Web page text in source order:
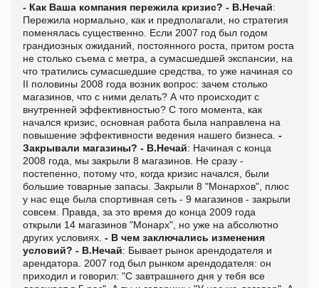
- Как Ваша компания пережила кризис? - В.Нечай:
Пережила нормально, как и предполагали, но стратегия
поменялась существенно. Если 2007 год был годом
грандиозных ожиданий, постоянного роста, притом роста
не столько съема с метра, а сумасшедшей экспансии, на
что тратились сумасшедшие средства, то уже начиная со
II половины 2008 года возник вопрос: зачем столько
магазинов, что с ними делать? А что происходит с
внутренней эффективностью? С того момента, как
начался кризис, основная работа была направлена на
повышение эффективности ведения нашего бизнеса. -
Закрывали магазины? - В.Нечай: Начиная с конца
2008 года, мы закрыли 8 магазинов. Не сразу -
постепенно, потому что, когда кризис начался, были
большие товарные запасы. Закрыли 8 "Монархов", плюс
у нас еще была спортивная сеть - 9 магазинов - закрыли
совсем. Правда, за это время до конца 2009 года
открыли 14 магазинов "Монарх", но уже на абсолютно
других условиях. - В чем заключались изменения
условий? - В.Нечай: Бывает рынок арендодателя и
арендатора. 2007 год был рынком арендодателя: он
приходил и говорил: "С завтрашнего дня у тебя все